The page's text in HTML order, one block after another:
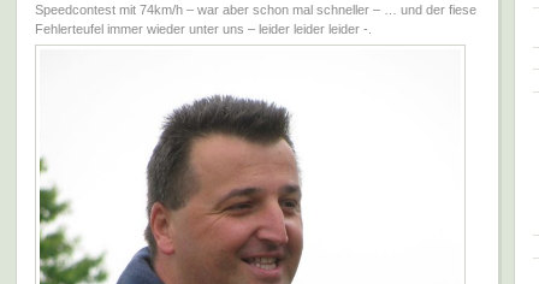
Speedcontest mit 74km/h – war aber schon mal schneller – … und der fiese
Fehlerteufel immer wieder unter uns – leider leider leider -.